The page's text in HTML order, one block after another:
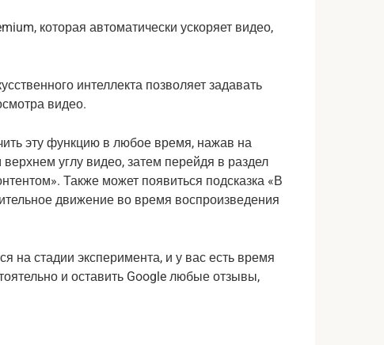
интеллекта позволяет задавать
видео.
эту функцию в любое время, нажав на
углу видео, затем перейдя в раздел
Также может появиться подсказка «В
движение во время воспроизведения
на стадии эксперимента, и у вас есть время
и оставить Google любые отзывы,